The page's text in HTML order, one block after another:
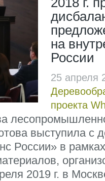
на
России
25 апреля
проекта
выступила с
России» в
2019 г. в